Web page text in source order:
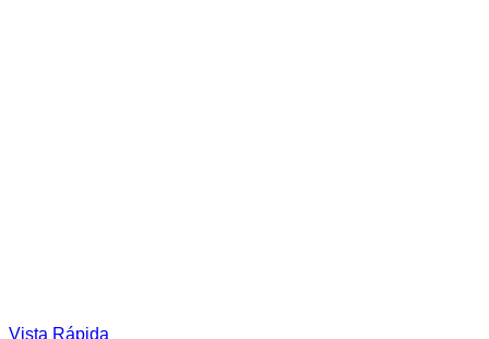
Vista Rápida